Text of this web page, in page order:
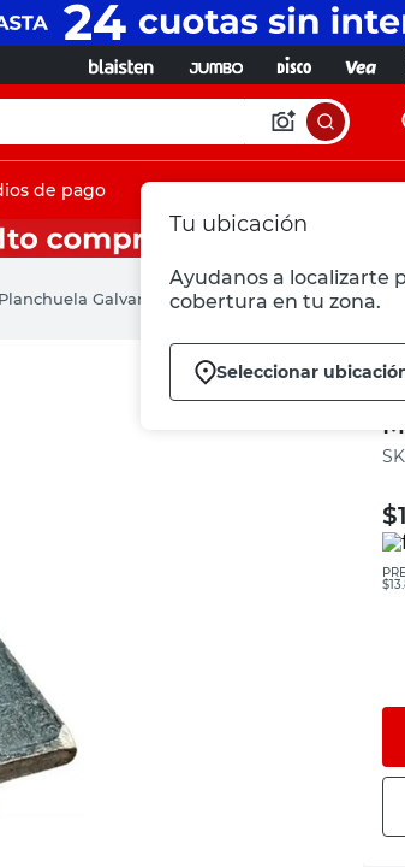
Tu ubicación
Ayudanos a localizarte
cobertura en tu zona.
Seleccionar
de pago
Planchuela Galvanizada 1.80 Mts Gexcorp
$